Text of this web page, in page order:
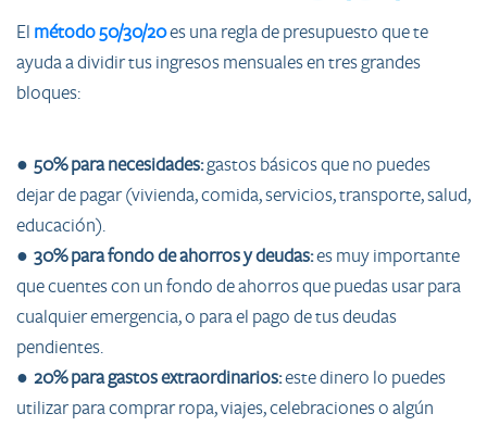
El método 50/30/20es una regla de presupuesto que te
ayuda a dividir tus ingresos mensuales en tres grandes
bloques:
● 50% para necesidades:gastos básicos que no puedes
dejar de pagar (vivienda, comida, servicios, transporte, salud,
educación).
● 30% para fondo de ahorros y deudas:es muy importante
que cuentes con un fondo de ahorros que puedas usar para
cualquier emergencia, o para el pago de tus deudas
pendientes.
● 20% para gastos extraordinarios:este dinero lo puedes
utilizar para comprar ropa, viajes, celebraciones o algún